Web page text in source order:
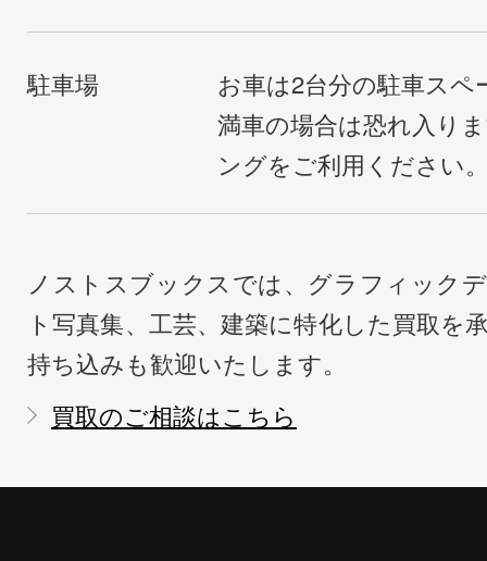
駐車場
お車は2台分の駐車ス
満車の場合は恐れ入り
ングをご利用ください
ノストスブックスでは、グラフィック
ト写真集、工芸、建築に特化した買取を
持ち込みも歓迎いたします。
買取のご相談はこちら